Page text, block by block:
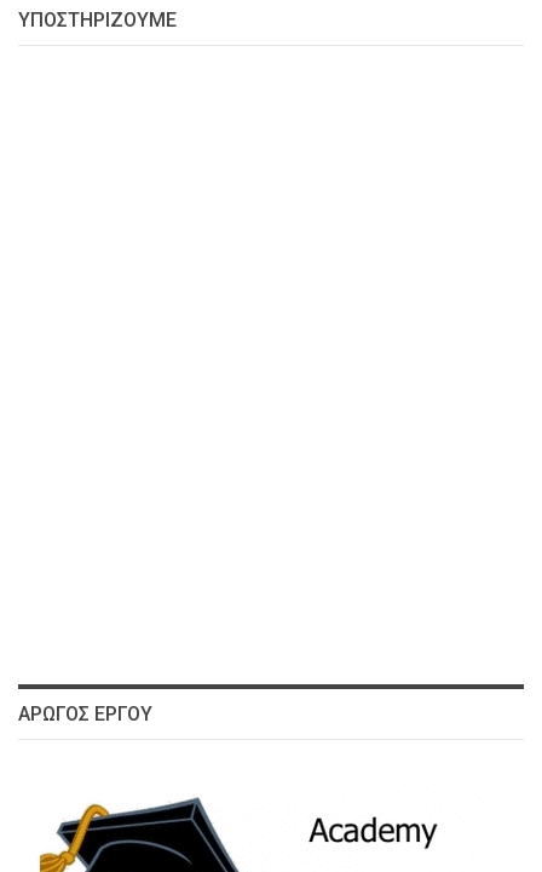
ΥΠΟΣΤΗΡΙΖΟΥΜΕ
ΑΡΩΓΌΣ ΈΡΓΟΥ